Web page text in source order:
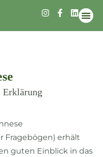
Fragebögen) erhält
guten Einblick in das